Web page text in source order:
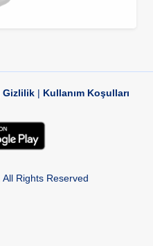
Gizlilik| Kullanım Koşulları
. All Rights Reserved